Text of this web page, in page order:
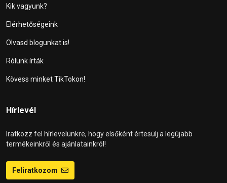
Kik vagyunk?
Elérhetőségeink
Olvasd blogunkat is!
Rólunk írták
Kövess minket TikTokon!
Hírlevél
Iratkozz fel hírlevelünkre, hogy elsőként értesülj a legújabb
termékeinkről és ajánlatainkról!
Feliratkozom